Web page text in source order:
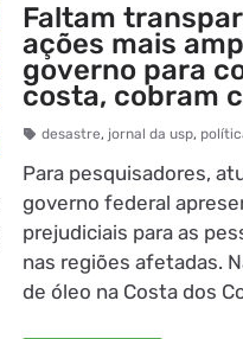
Faltam
ações mais
governo para
costa, cobram
desastre, jornal da usp,
Para pesquisadores,
governo federal
prejudiciais para as
nas regiões afetadas.
de óleo na Costa dos